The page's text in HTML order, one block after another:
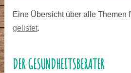
Eine Übersicht über alle Themen
gelistet.
DER GESUNDHEITSBERATER